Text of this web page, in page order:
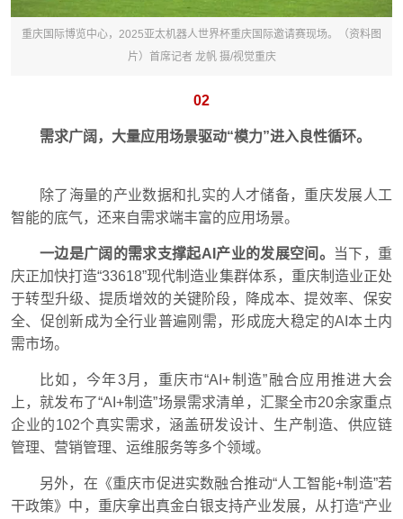
重庆国际博览中心，2025亚太机器人世界杯重庆国际邀请赛现场。（资料图
片）首席记者 龙帆 摄/视觉重庆
02
需求广阔，大量应用场景驱动“模力”进入良性循环。
除了海量的产业数据和扎实的人才储备，重庆发展人工
智能的底气，还来自需求端丰富的应用场景。
一边是广阔的需求支撑起AI产业的发展空间。
当下，重
庆正加快打造“33618”现代制造业集群体系，重庆制造业正处
于转型升级、提质增效的关键阶段，降成本、提效率、保安
全、促创新成为全行业普遍刚需，形成庞大稳定的AI本土内
需市场。
比如，今年3月，重庆市“AI+制造”融合应用推进大会
上，就发布了“AI+制造”场景需求清单，汇聚全市20余家重点
企业的102个真实需求，涵盖研发设计、生产制造、供应链
管理、营销管理、运维服务等多个领域。
另外，在《重庆市促进实数融合推动“人工智能+制造”若
干政策》中，重庆拿出真金白银支持产业发展，从打造“产业